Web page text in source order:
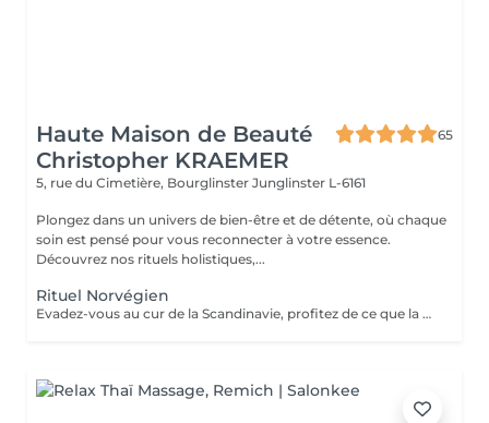
Haute Maison de Beauté
Christopher KRAEMER
65
5, rue du Cimetière, Bourglinster Junglinster L-6161
Plongez dans un univers de bien-être et de détente, où chaque
soin est pensé pour vous reconnecter à votre essence.
Découvrez nos rituels holistiques,...
Rituel Norvégien
Evadez-vous au cur de la Scandinavie, profitez de ce que la nature a, à vous offrir Une parenthèse végétale très inspirante pour déconnecter et se reconnecter Véritable moment de relaxation complète. Sauna infrarouge, Massage shiatsu, bol d'air jacquier, douche. Onction du huiles précieuses, hammam crânien et facial, bains rythmés avec méditation guidée, exercices de sophrologie, shampooing, pose de masque et massage crânien, rituel de la cascade, rinçage à l'infusion de plantes et pulvérisation d'hydrolats qui clôturent le soin. Ne comprend pas le séchage des cheveux.